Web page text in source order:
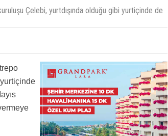
Çelebi, yurtdışında olduğu gibi yurtiçinde de
vs vs iş çok ama çok zor en ufak hatada atıyorlar ben 3